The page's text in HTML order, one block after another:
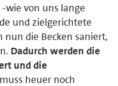
wie von uns lange
und zielgerichtete
die Becken saniert,
Dadurch werden die
und die
heuer noch